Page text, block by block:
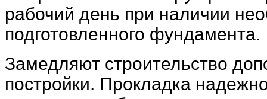
рабочий день при наличии
подготовленного фундамента.
Замедляют строительство
постройки. Прокладка